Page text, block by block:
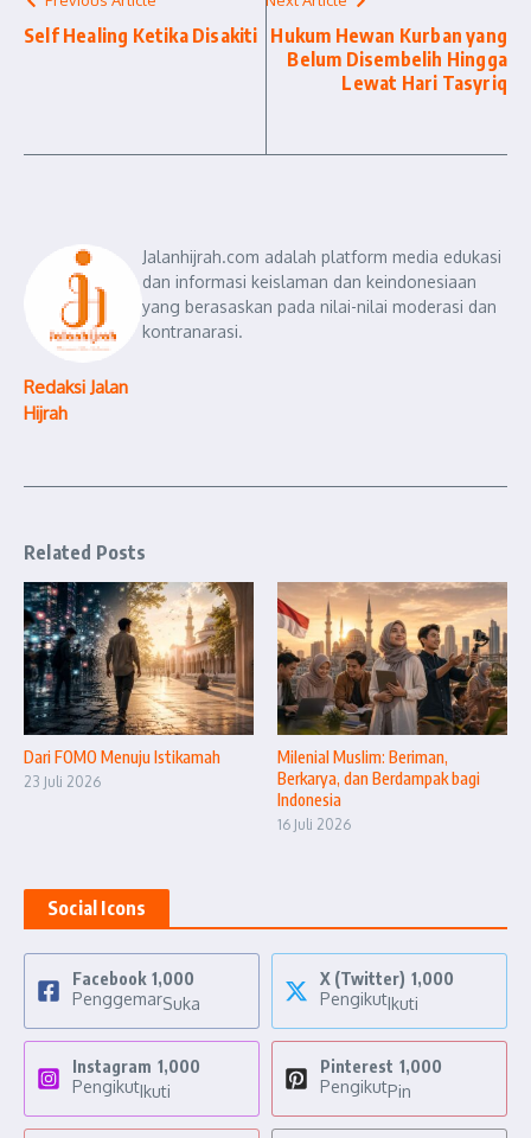
Self Healing Ketika Disakiti Hukum Hewan Kurban yang
Belum Disembelih Hingga
Lewat Hari Tasyriq
Redaksi Jalan
Hijrah
Jalanhijrah.com adalah platform media edukasi
dan informasi keislaman dan keindonesiaan
yang berasaskan pada nilai-nilai moderasi dan
kontranarasi.
Related Posts
Dari FOMO Menuju Istikamah
23 Juli 2026
Milenial Muslim: Beriman,
Berkarya, dan Berdampak bagi
Indonesia
16 Juli 2026
Social Icons
Facebook 1,000
PenggemarSuka
X (Twitter) 1,000
PengikutIkuti
Instagram 1,000
PengikutIkuti
Pinterest 1,000
PengikutPin